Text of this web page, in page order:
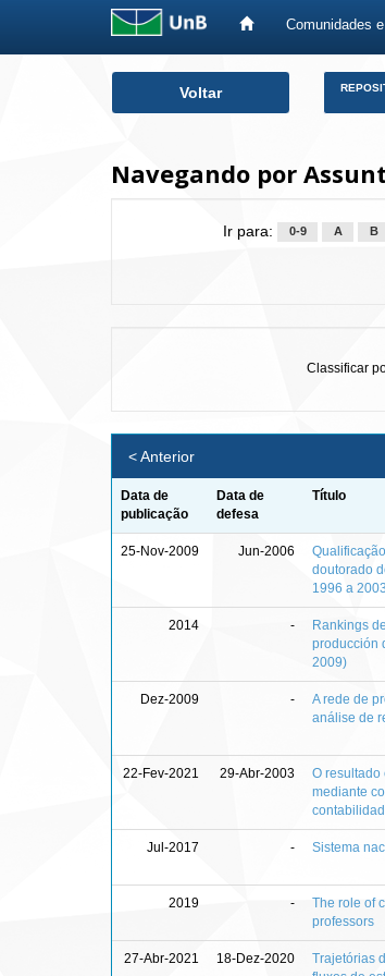
Comunidades
Voltar
Navegando por
Ir para: 0-9 A B
Classificar
< Anterior
Data de
publicação
Data de
defesa
Título
25-Nov-2009 Jun-2006
doutorado
1996 a 2003
2014 -
Rankings
producción
2009)
Dez-2009 -
A rede de
análise de
22-Fev-2021 29-Abr-2003
O
mediante
Jul-2017 - Sistema
2019 -
The role of
professors
27-Abr-2021 18-Dez-2020
Trajetórias